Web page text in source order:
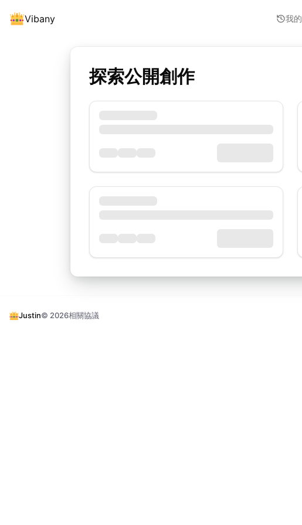
Vibany 我的
探索公開創作
Justin© 2026相關協議